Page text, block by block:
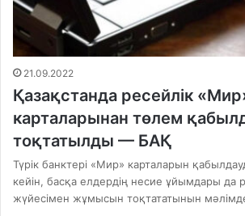
21.09.2022
Қазақстанда ресейлік
карталарынан төлем
тоқтатылды — БАҚ
Түрік банктері «Мир» карталарын
кейін, басқа елдердің несие ұйымдары да
жүйесімен жұмысын тоқтататынын